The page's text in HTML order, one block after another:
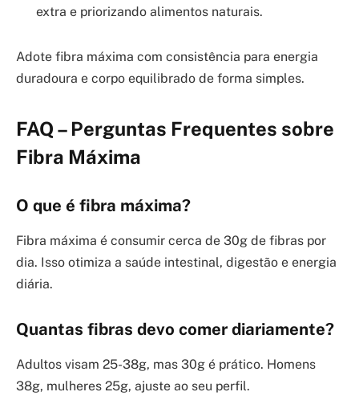
extra e priorizando alimentos naturais.
Adote fibra máxima com consistência para energia
duradoura e corpo equilibrado de forma simples.
FAQ – Perguntas Frequentes sobre
Fibra Máxima
O que é fibra máxima?
Fibra máxima é consumir cerca de 30g de fibras por
dia. Isso otimiza a saúde intestinal, digestão e energia
diária.
Quantas fibras devo comer diariamente?
Adultos visam 25-38g, mas 30g é prático. Homens
38g, mulheres 25g, ajuste ao seu perfil.